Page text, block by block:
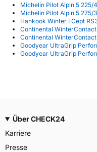
Michelin Pilot Alpin 5 225/
Michelin Pilot Alpin 5 275/
Hankook Winter I Cept
Continental WinterContact
Continental
Goodyear UltraGrip
Goodyear UltraGrip
Über CHECK24
Karriere
Presse